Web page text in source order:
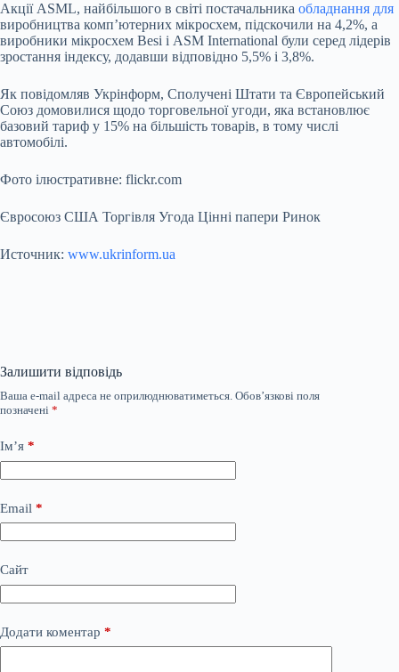
Акції ASML, найбільшого в світі постачальника обладнання для
виробництва комп’ютерних мікросхем, підскочили на 4,2%, а
виробники мікросхем Besi і ASM International були серед лідерів
зростання індексу, додавши відповідно 5,5% і 3,8%.
Як повідомляв Укрінформ, Сполучені Штати та Європейський
Союз домовилися щодо торговельної угоди, яка встановлює
базовий тариф у 15% на більшість товарів, в тому числі
автомобілі.
Фото ілюстративне: flickr.com
Євросоюз США Торгівля Угода Цінні папери Ринок
Источник: www.ukrinform.ua
Залишити відповідь
Ваша e-mail адреса не оприлюднюватиметься. Обов’язкові поля
позначені *
Ім’я *
Email *
Сайт
Додати коментар *